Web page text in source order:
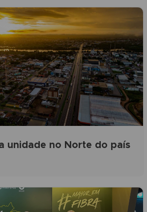
unidade no Norte do país